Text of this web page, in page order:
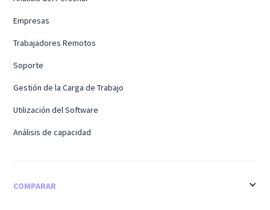
Empresas
Trabajadores Remotos
Soporte
Gestión de la Carga de Trabajo
Utilización del Software
Análisis de capacidad
COMPARAR